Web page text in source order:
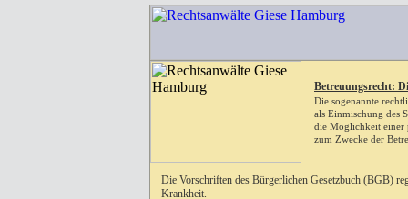
Betreuungsrecht:
Die sogenannte
als Einmischung des
die Möglichkeit einer
zum Zwecke der
Die Vorschriften des Bürgerlichen Gesetzbuch (BGB)
Krankheit.